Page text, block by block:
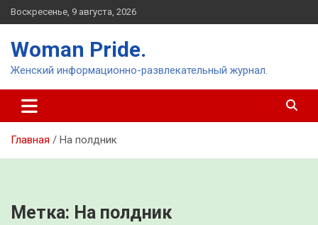
Перейти
к
Воскресенье, 9 августа, 2026
Woman Pride.
Женский информационно-развлекательный журнал.
Главная На полдник
Метка: На полдник